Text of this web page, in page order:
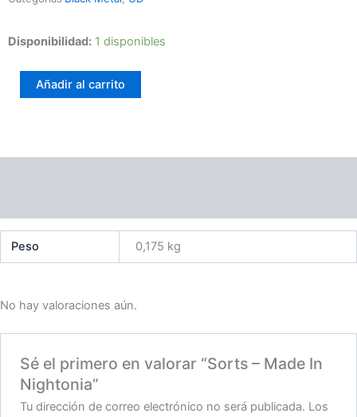
Disponibilidad: 1 disponibles
Sorts
Made
Nightonia
Añadir al carrito
Peso 0,175 kg
No hay valoraciones aún.
Sé el primero en valorar “Sorts – Made In
Nightonia”
Tu dirección de correo electrónico no será publicada. Los